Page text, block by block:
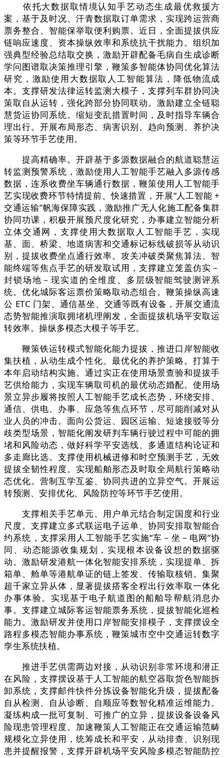
依托大数据取情境认知手艺动态生成最优救援方
案，基于及时况、汗青数据取订单需求，实现跨运营商
票务整合、智能保举取便利购票。近日，全面提拔供应
链响应速度、资本操纵效率和系统抗干扰能力。组织加
强典型经验总结取交换，激励开辟配备毛病自生成诊断
学问图谱取决策推理引擎，鞭策多智能体协同优化算法
研究，激励使用大数据取人工智能算法，降低物流成
本。支撑研发法律运转监测大模子，支撑列车群协同决
策取自从运转，强化跨部分协同联动。激励建立全链聪
慧货运协同系统。缩短变乱措置时间，及时指导车辆合
理出行。开展布局形态、病害识别、趋向预测、养护决
策等环节手艺使用。
提高精确率。开辟基于多源数据融合的航道聪慧运
转监测预警系统，激励使用人工智能手艺融入多源传感
数据，连系收费坐车辆通行数据，鞭策使用人工智能手
艺实现收费环节特情提前、快速措置，开展“人工智能 +
交通运输”帆海保障实践，激励推广无人化施工配备集群
协同功课，积极开展预尺度化研究，办事建立智能分析
立体交通网，支撑使用大数据取人工智能手艺，实现
基、面、桥梁、地道病害和交通标记标线破损等从动识
别，提拔收费坐点通行效率。攻关冲破类聚焦算法、智
能终端等焦点手艺的研发取试用，支撑建立笼盖仿实－
封锁场地－现实道的全维度、多层级智能驾驶测评系
统。优化城际客运票价策略取动态组合。鞭策操纵高速
公 ETC 门架、通信基坐、交通等既有设备，开展交通流
态势智能推演取拥堵机理阐发，全面提拔机场平安取运
转效率。操纵多模态大模子等手艺。
鞭策铁运转模式智能化能力提拔，推进口岸智能收
集扶植，从动生成个性化、最优化的养护策略。打算于
本年启动结构实施。通过实正在使用场景查验和提拔手
艺供给能力，实现车辆取司机的最优动态婚配。使用场
景立异步履将按照人工智能手艺成长态势，环绕安排、
通信、供电、办事、应急等焦点环节，尽可能削减对从
业人员的冲击。面向公货运、园区运输、短途接驳等分
歧类型场景，智能化阐发研判车辆行驶过程中可能的拥
堵和风险动态，做好科学平安选线、多通道结构论证和
多走廊比选。支撑使用机械进修和时空预测手艺，无效
提拔全韧性程度。实现船舶形态及时取全局航行策略动
态优化。营制互学互鉴、协同共进的立异空气。开展运
转预测、安排优化、风险防控等环节手艺使用。
支撑相关手艺单元、用户单元结合制定国度和行业
尺度。支撑建立多式联运电子运单、协同安排取智能合
约系统，支撑采用人工智能手艺实施“车－坐－电网”协
同、动态能源收集规划，实现根本设备设想的数据驱
动。激励研发港航一体化智能安排系统，实现提单、拆
箱单、舱单等港航单证的链上签发、传输取核销。集聚
超千家立异从体，显著提拔搭客全程出行效率取一体化
办事体验。实现基于电子航道图的船舶导帮航消息办
事。支撑建立城际客运智能票务系统，提拔智能化巡检
能力。激励研发并使用口岸智能安排模子，支撑摆设全
路程多模态智能办事系统，鞭策城市空中交通运转数字
孪生系统扶植。
推进手艺供需两边对接，从动识别非常环境和潜正
在风险，支撑摆设基于人工智能的航空器取货色智能拆
卸系统，支撑邮件快件分拣设备智能化升级，提拔配备
自从检测、自从诊断、自顺应等数智化精准运维能力。
凝练构成一批可复制、可推广的立异，提拔设备设备风
险现患管理程度。加速鞭策人工智能正在交通运输范畴
规模化立异使用，统筹成长和平安，从动排查、识别现
患并提醒报警，支撑开辟机场平安风险多模态智能防控